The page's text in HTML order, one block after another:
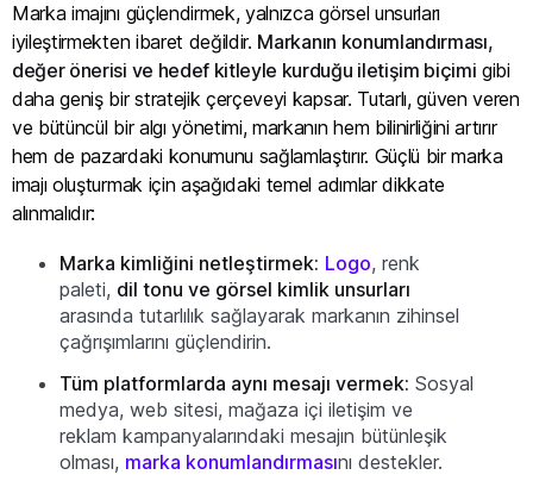
Marka imajını güçlendirmek, yalnızca görsel unsurları
iyileştirmekten ibaret değildir. Markanın konumlandırması,
değer önerisi ve hedef kitleyle kurduğu iletişim biçimi gibi
daha geniş bir stratejik çerçeveyi kapsar. Tutarlı, güven veren
ve bütüncül bir algı yönetimi, markanın hem bilinirliğini artırır
hem de pazardaki konumunu sağlamlaştırır. Güçlü bir marka
imajı oluşturmak için aşağıdaki temel adımlar dikkate
alınmalıdır:
Marka kimliğini netleştirmek: Logo, renk
paleti, dil tonu ve görsel kimlik unsurları
arasında tutarlılık sağlayarak markanın zihinsel
çağrışımlarını güçlendirin.
Tüm platformlarda aynı mesajı vermek: Sosyal
medya, web sitesi, mağaza içi iletişim ve
reklam kampanyalarındaki mesajın bütünleşik
olması, marka konumlandırmasını destekler.